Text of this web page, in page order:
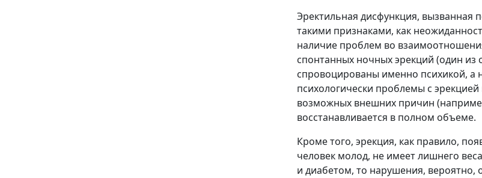
Эректильная дисфункция, вызванная
такими признаками, как
наличие проблем во
спонтанных ночных эрекций (один из
спровоцированы именно психикой,
психологически проблемы с
возможных внешних причин
восстанавливается в полном объеме.
Кроме того, эрекция, как правило,
человек молод, не имеет лишнего
и диабетом, то нарушения,